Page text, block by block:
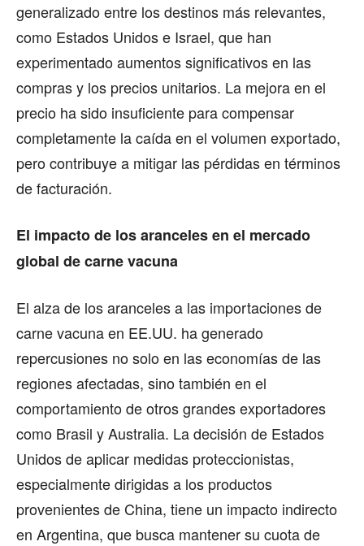
generalizado entre los destinos más relevantes,
como Estados Unidos e Israel, que han
experimentado aumentos significativos en las
compras y los precios unitarios. La mejora en el
precio ha sido insuficiente para compensar
completamente la caída en el volumen exportado,
pero contribuye a mitigar las pérdidas en términos
de facturación.
El impacto de los aranceles en el mercado
global de carne vacuna
El alza de los aranceles a las importaciones de
carne vacuna en EE.UU. ha generado
repercusiones no solo en las economías de las
regiones afectadas, sino también en el
comportamiento de otros grandes exportadores
como Brasil y Australia. La decisión de Estados
Unidos de aplicar medidas proteccionistas,
especialmente dirigidas a los productos
provenientes de China, tiene un impacto indirecto
en Argentina, que busca mantener su cuota de